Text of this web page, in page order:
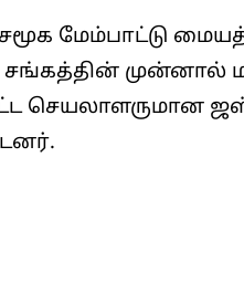
மேம்பாட்டு
முன்னால்